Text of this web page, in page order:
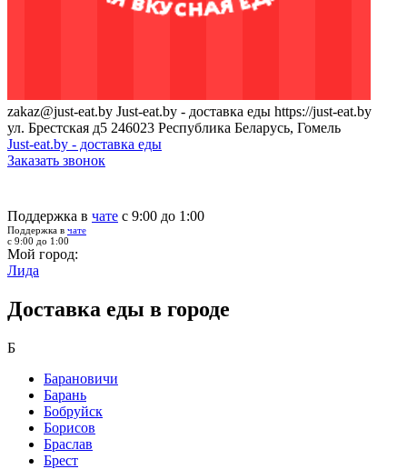
zakaz@just-eat.by Just-eat.by - доставка еды https://just-eat.by
ул. Брестская д5 246023 Республика Беларусь, Гомель
Just-eat.by - доставка еды
Заказать звонок
Поддержка в чате с 9:00 до 1:00
Поддержка в чате
с 9:00 до 1:00
Мой город:
Лида
Доставка еды в городе
Б
Барановичи
Барань
Бобруйск
Борисов
Браслав
Брест